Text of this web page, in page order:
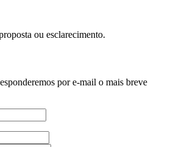
ou esclarecimento.
por e-mail o mais breve